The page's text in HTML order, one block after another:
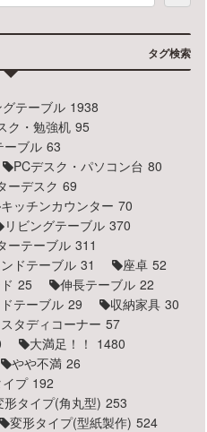
タグ検索
テーブル 1938
ク・勉強机 95
ーブル 63
PCデスク・パソコン台 80
ーデスク 69
キッチンカウンター 70
リビングテーブル 370
ーテーブル 311
ドテーブル 31 座卓 52
25 伸長テーブル 22
テーブル 29 収納家具 30
タディコーナー 57
大満足！！ 1480
やや不満 26
プ 192
形タイプ(角丸型) 253
変形タイプ(型紙製作) 524